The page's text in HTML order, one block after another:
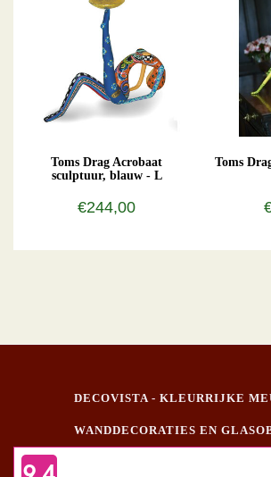
Toms Drag Acrobaat
sculptuur, blauw - L
€244,00
Toms
DECOVISTA - KLEURRIJKE
WANDDECORATIES EN